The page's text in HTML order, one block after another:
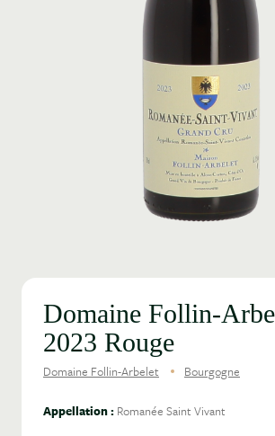
Domaine Follin-
2023 Rouge
Domaine Follin-Arbelet Bourgogne
Appellation : Romanée Saint Vivant